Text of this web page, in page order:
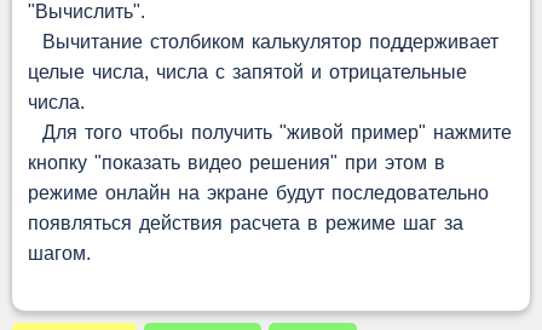
"Вычислить".
Вычитание столбиком калькулятор поддерживает
целые числа, числа с запятой и отрицательные
числа.
Для того чтобы получить "живой пример" нажмите
кнопку "показать видео решения" при этом в
режиме онлайн на экране будут последовательно
появляться действия расчета в режиме шаг за
шагом.